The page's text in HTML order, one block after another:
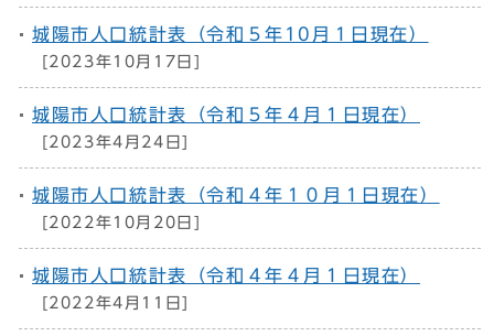
城陽市人口統計表（令和５年10月１日現在）
[2023年10月17日]
城陽市人口統計表（令和５年４月１日現在）
[2023年4月24日]
城陽市人口統計表（令和４年１０月１日現在）
[2022年10月20日]
城陽市人口統計表（令和４年４月１日現在）
[2022年4月11日]